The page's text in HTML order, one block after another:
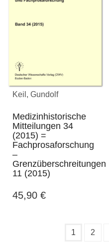
Keil, Gundolf
Medizinhistorische
Mitteilungen 34
(2015) =
Fachprosaforschung
–
Grenzüberschreitungen
11 (2015)
45,90 €
1 2